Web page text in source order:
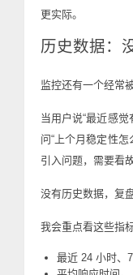
更实际。
历史数据：
监控还有一个经常
当用户说“最近感
问“上个月稳定性
引入问题，需要看
没有历史数据，复
我会重点看这些指标
最近 24 小时、